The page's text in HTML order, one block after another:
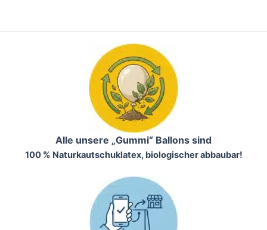
Alle unsere „Gummi“ Ballons sind
100 % Naturkautschuklatex, biologischer abbaubar!